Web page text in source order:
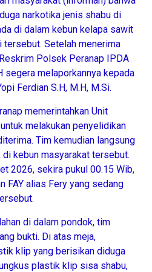
narkotika jenis shabu di
di dalam kebun kelapa sawit
Setelah menerima
Polsek Peranap IPDA
segera melaporkannya kepada
Ferdian S.H, M.H, M.Si.
memerintahkan Unit
melakukan penyelidikan
Tim kemudian langsung
kebun masyarakat tersebut.
2026, sekira pukul 00.15 Wib,
FAY alias Fery yang sedang
di dalam pondok, tim
bukti. Di atas meja,
klip yang berisikan diduga
plastik klip sisa shabu,